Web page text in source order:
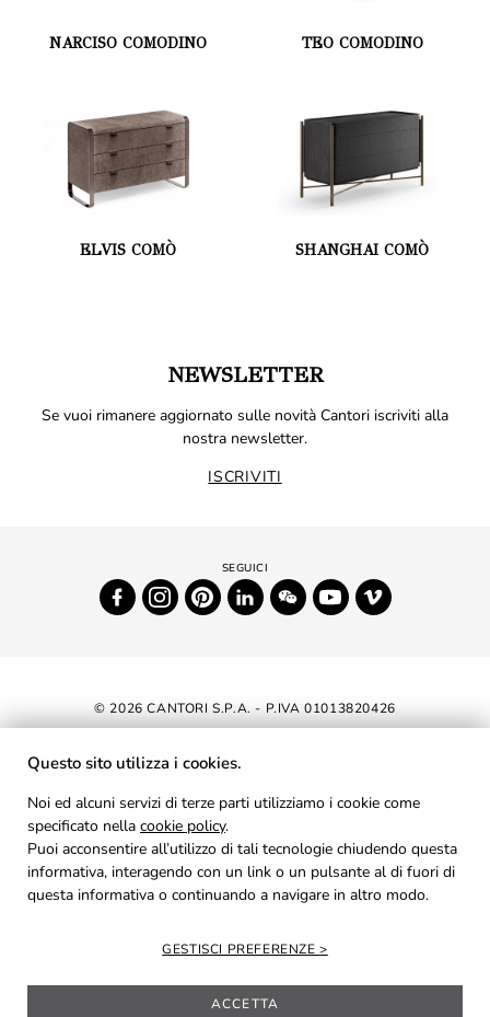
NARCISO COMODINO TEO COMODINO
ELVIS COMÒ SHANGHAI COMÒ
NEWSLETTER
Se vuoi rimanere aggiornato sulle novità Cantori iscriviti alla
nostra newsletter.
ISCRIVITI
© 2026 CANTORI S.P.A. - P.IVA 01013820426
DICHIARAZIONE DI ACCESSIBILITÀ
AREA RISERVATA
PRIVACY
COOKIES
Questo sito utilizza i cookies.
Noi ed alcuni servizi di terze parti utilizziamo i cookie come
specificato nella cookie policy.
Puoi acconsentire all’utilizzo di tali tecnologie chiudendo questa
informativa, interagendo con un link o un pulsante al di fuori di
questa informativa o continuando a navigare in altro modo.
GESTISCI PREFERENZE
ACCETTA